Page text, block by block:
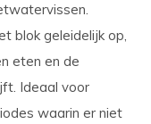
blok geleidelijk op,
eten en de
Ideaal voor
waarin er niet